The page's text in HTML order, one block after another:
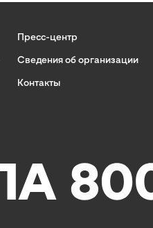
Пресс-центр
Сведения об организации
Контакты